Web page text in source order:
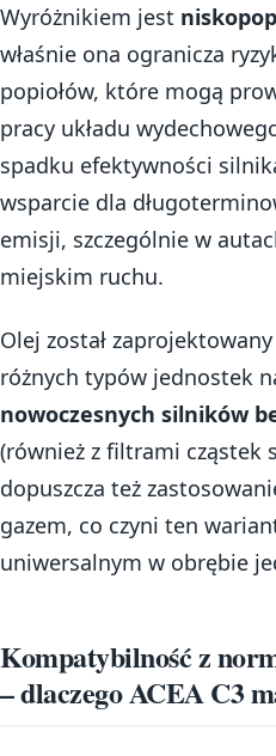
Wyróżnikiem jest
właśnie ona ogranicza
popiołów, które mogą
pracy układu
spadku efektywności
wsparcie dla
emisji, szczególnie w
miejskim ruchu.
Olej został
różnych typów jednostek
nowoczesnych silników
(również z filtrami cząstek
dopuszcza też
gazem, co czyni ten
uniwersalnym w obrębie
Kompatybilność z
– dlaczego ACEA C3